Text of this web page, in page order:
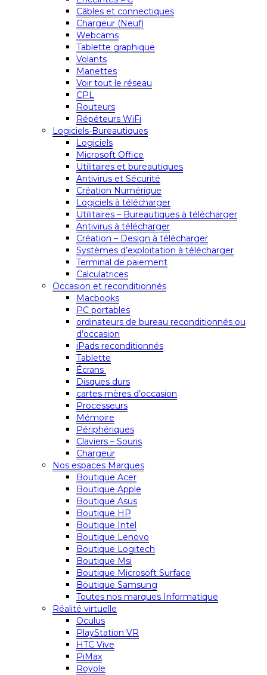
Câbles et connectiques
Chargeur (Neuf)
Webcams
Tablette graphique
Volants
Manettes
Voir tout le réseau
CPL
Routeurs
Répéteurs WiFi
Logiciels-Bureautiques
Logiciels
Microsoft Office
Utilitaires et bureautiques
Antivirus et Sécurité
Création Numérique
Logiciels à télécharger
Utilitaires – Bureautiques à télécharger
Antivirus à télécharger
Création – Design à télécharger
Systèmes d’exploitation à télécharger
Terminal de paiement
Calculatrices
Occasion et reconditionnés
Macbooks
PC portables
ordinateurs de bureau reconditionnés ou
d’occasion
iPads reconditionnés
Tablette
Écrans
Disques durs
cartes mères d’occasion
Processeurs
Mémoire
Périphériques
Claviers – Souris
Chargeur
Nos espaces Marques
Boutique Acer
Boutique Apple
Boutique Asus
Boutique HP
Boutique Intel
Boutique Lenovo
Boutique Logitech
Boutique Msi
Boutique Microsoft Surface
Boutique Samsung
Toutes nos marques Informatique
Réalité virtuelle
Oculus
PlayStation VR
HTC Vive
PiMax
Royole